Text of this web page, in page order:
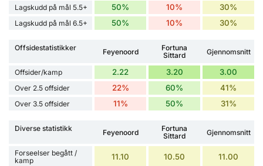
Lagskudd på mål 5.5+ 50% 10% 30%
Lagskudd på mål 6.5+ 50% 10% 30%
Offsidestatistikker Feyenoord
Fortuna
Sittard
Gjennomsnitt
Offsider/kamp 2.22 3.20 3.00
Over 2.5 offsider 22% 60% 41%
Over 3.5 offsider 11% 50% 31%
Diverse statistikk Feyenoord
Fortuna
Sittard
Gjennomsnitt
Forseelser begått /
kamp
11.10 10.50 11.00